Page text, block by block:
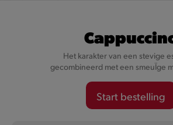
Coca-Cola
Een unieke mix van ingrediënten, met
een lichte karameltoets.
Meer informatie
Het karakter van een stevige
gecombineerd met een smeuÏge
Start bestelling